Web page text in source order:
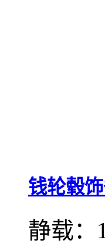
钱轮毂
静载：